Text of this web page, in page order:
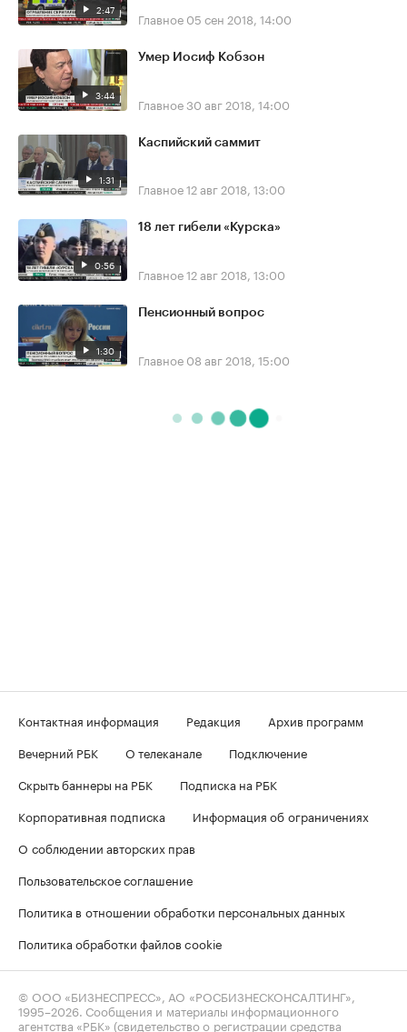
2:47 Главное 05 сен 2018, 14:00
3:44
Умер Иосиф Кобзон
Главное30 авг 2018, 14:00
1:31
Каспийский саммит
Главное12 авг 2018, 13:00
0:56
18 лет гибели «Курска»
Главное12 авг 2018, 13:00
1:30
Пенсионный вопрос
Главное 08 авг 2018, 15:00
Контактная информация Редакция
Архив программ
Вечерний РБК
О телеканале
Подключение
Скрыть баннеры на РБК
Подписка на РБК
Корпоративная подписка
Информация об ограничениях
О соблюдении авторских прав
Пользовательское соглашение
Политика в отношении обработки персональных данных
Политика обработки файлов cookie
© ООО «БИЗНЕСПРЕСС», АО «РОСБИЗНЕСКОНСАЛТИНГ»,
1995–2026 . Сообщения и материалы информационного
агентства «РБК» (свидетельство о регистрации средства